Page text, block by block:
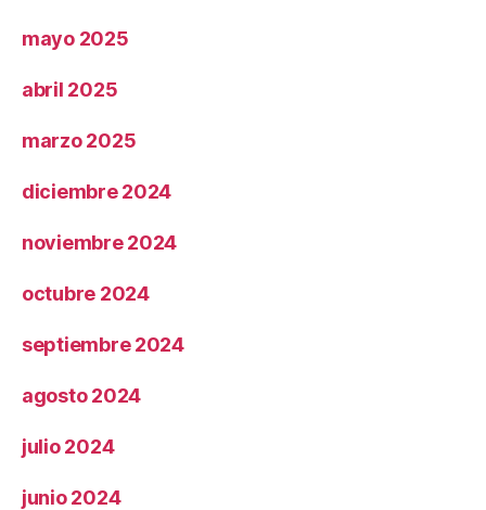
mayo 2025
abril 2025
marzo 2025
diciembre 2024
noviembre 2024
octubre 2024
septiembre 2024
agosto 2024
julio 2024
junio 2024